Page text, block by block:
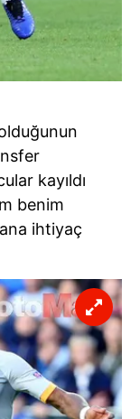
kayıldı
benim
ihtiyaç